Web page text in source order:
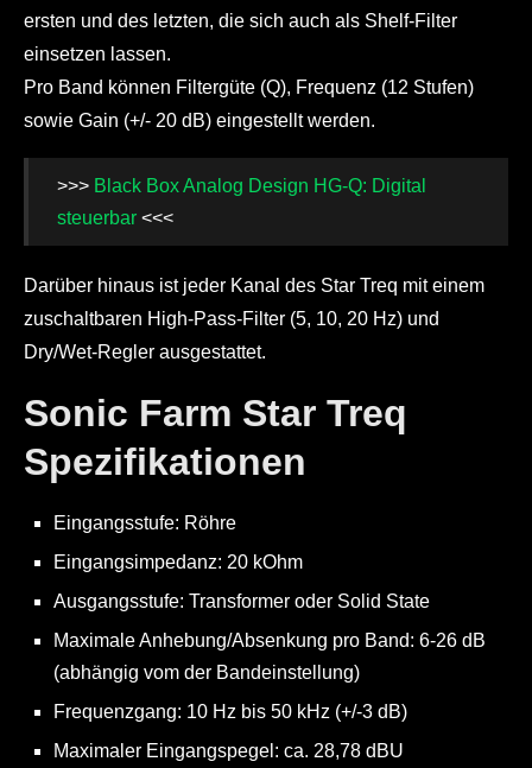
ersten und des letzten, die sich auch als Shelf-Filter
einsetzen lassen.
Pro Band können Filtergüte (Q), Frequenz (12 Stufen)
sowie Gain (+/- 20 dB) eingestellt werden.
>>> Black Box Analog Design HG-Q: Digital
steuerbar <<<
Darüber hinaus ist jeder Kanal des Star Treq mit einem
zuschaltbaren High-Pass-Filter (5, 10, 20 Hz) und
Dry/Wet-Regler ausgestattet.
Sonic Farm Star Treq
Spezifikationen
Eingangsstufe: Röhre
Eingangsimpedanz: 20 kOhm
Ausgangsstufe: Transformer oder Solid State
Maximale Anhebung/Absenkung pro Band: 6-26 dB
(abhängig vom der Bandeinstellung)
Frequenzgang: 10 Hz bis 50 kHz (+/-3 dB)
Maximaler Eingangspegel: ca. 28,78 dBU